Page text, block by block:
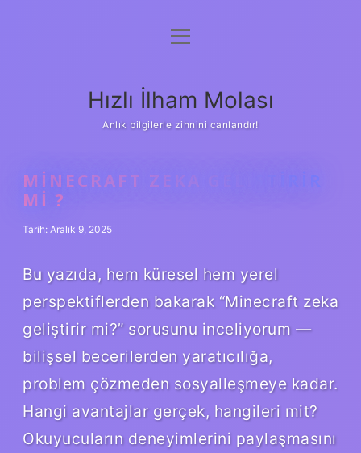
Anasayfa
Yasal Uyarı
menüyü
Hızlı İlham Molası
Anlık bilgilerle zihnini canlandır!
MINECRAFT ZEKA GELIŞTIRIR
MI ?
Tarih: Aralık 9, 2025
Bu yazıda, hem küresel hem yerel
perspektiflerden bakarak “Minecraft zeka
geliştirir mi?” sorusunu inceliyorum —
bilişsel becerilerden yaratıcılığa,
problem çözmeden sosyalleşmeye kadar.
Hangi avantajlar gerçek, hangileri mit?
Okuyucuların deneyimlerini paylaşmasını